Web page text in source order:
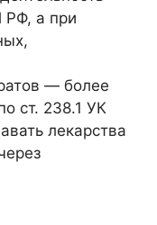
РФ, а при
— более
ст. 238.1 УК
лекарства